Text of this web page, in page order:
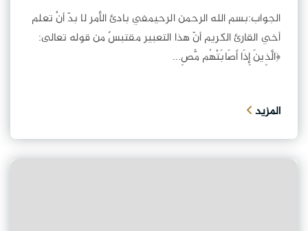
الجواب:بسم الله الرحمن الرحيمفي بادئ الأمر لا بدّ أنْ تعلم
أخي القارئ الكريم أنّ هذا التعبير مقتبسٌ من قوله تعالى:
﴿الَّذِينَ إِذَا أَصَابَتْهُم مُّصِ...
المزيد